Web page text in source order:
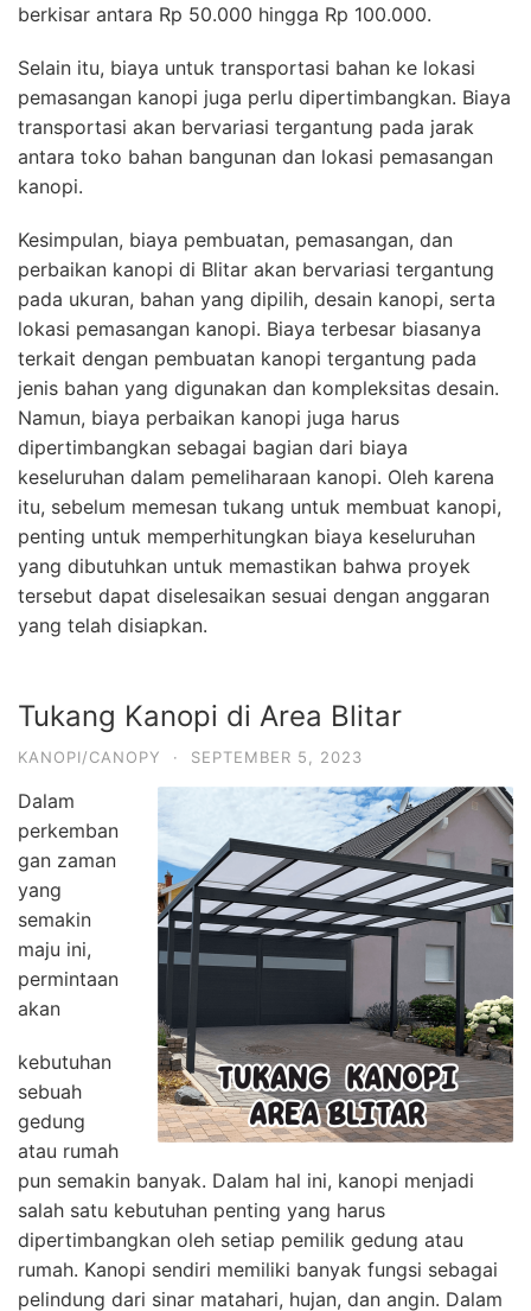
berkisar antara Rp 50.000 hingga Rp 100.000.
Selain itu, biaya untuk transportasi bahan ke lokasi
pemasangan kanopi juga perlu dipertimbangkan. Biaya
transportasi akan bervariasi tergantung pada jarak
antara toko bahan bangunan dan lokasi pemasangan
kanopi.
Kesimpulan, biaya pembuatan, pemasangan, dan
perbaikan kanopi di Blitar akan bervariasi tergantung
pada ukuran, bahan yang dipilih, desain kanopi, serta
lokasi pemasangan kanopi. Biaya terbesar biasanya
terkait dengan pembuatan kanopi tergantung pada
jenis bahan yang digunakan dan kompleksitas desain.
Namun, biaya perbaikan kanopi juga harus
dipertimbangkan sebagai bagian dari biaya
keseluruhan dalam pemeliharaan kanopi. Oleh karena
itu, sebelum memesan tukang untuk membuat kanopi,
penting untuk memperhitungkan biaya keseluruhan
yang dibutuhkan untuk memastikan bahwa proyek
tersebut dapat diselesaikan sesuai dengan anggaran
yang telah disiapkan.
Tukang Kanopi di Area Blitar
KANOPI/CANOPY · SEPTEMBER 5, 2023
Dalam
perkemban
gan zaman
yang
semakin
maju ini,
permintaan
akan
kebutuhan
sebuah
gedung
atau rumah
pun semakin banyak. Dalam hal ini, kanopi menjadi
salah satu kebutuhan penting yang harus
dipertimbangkan oleh setiap pemilik gedung atau
rumah. Kanopi sendiri memiliki banyak fungsi sebagai
pelindung dari sinar matahari, hujan, dan angin. Dalam